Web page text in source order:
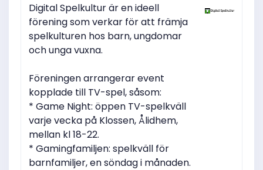
Digital Spelkultur är en ideell
förening som verkar för att främja
spelkulturen hos barn, ungdomar
och unga vuxna.
Föreningen arrangerar event
kopplade till TV-spel, såsom:
* Game Night: öppen TV-spelkväll
varje vecka på Klossen, Ålidhem,
mellan kl 18-22.
* Gamingfamiljen: spelkväll för
barnfamiljer, en söndag i månaden.